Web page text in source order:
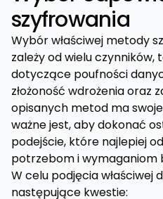
szyfrowania
Wybór właściwej metody
zależy od wielu
dotyczące poufności
złożoność wdrożenia oraz
opisanych metod ma
ważne jest, aby dokonać
podejście, które najlepiej
potrzebom i wymaganiom
W celu podjęcia właściwej
następujące kwestie: